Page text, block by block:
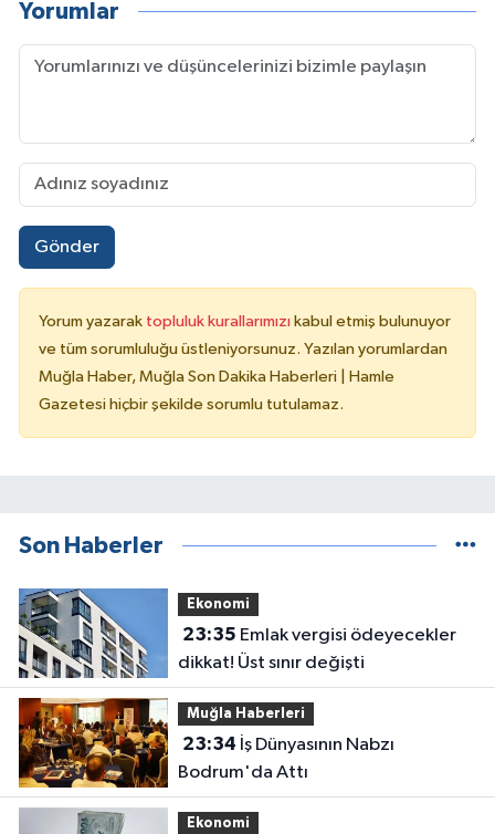
Yorumlar
Gönder
Yorum yazarak topluluk kurallarımızı kabul etmiş bulunuyor
ve tüm sorumluluğu üstleniyorsunuz. Yazılan yorumlardan
Muğla Haber, Muğla Son Dakika Haberleri | Hamle
Gazetesi hiçbir şekilde sorumlu tutulamaz.
Son Haberler
Ekonomi
23:35
dikkat! Üst sınır değişti
Muğla Haberleri
23:34
Bodrum'da Attı
Ekonomi